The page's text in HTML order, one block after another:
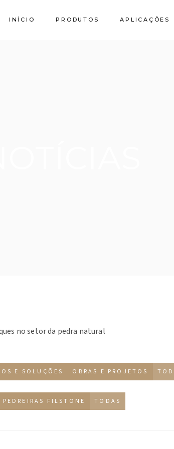
INÍCIO PRODUTOS APLICAÇÕES
no setor da pedra natural
E SOLUÇÕES OBRAS E PROJETOS
PEDREIRAS FILSTONE TODAS